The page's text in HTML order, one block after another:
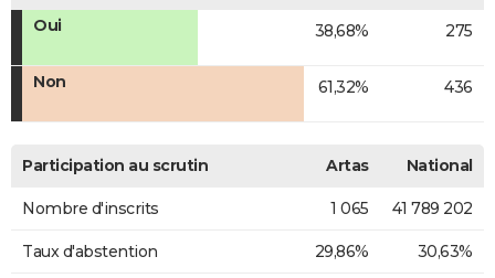
Oui
38,68% 275
Non 61,32% 436
Participation au scrutin Artas National
Nombre d'inscrits 1 065 41 789 202
Taux d'abstention 29,86% 30,63%